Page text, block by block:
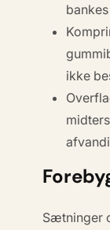
ikke
Sætninger